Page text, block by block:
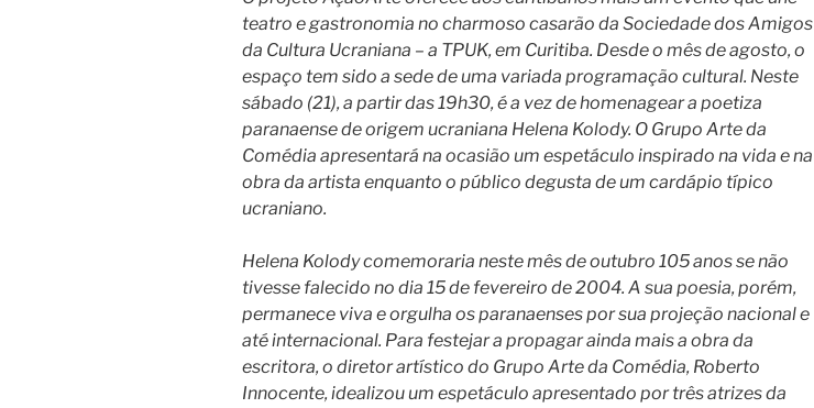
teatro e gastronomia no charmoso casarão da Sociedade dos Amigos
da Cultura Ucraniana – a TPUK, em Curitiba. Desde o mês de agosto, o
espaço tem sido a sede de uma variada programação cultural. Neste
sábado (21), a partir das 19h30, é a vez de homenagear a poetiza
paranaense de origem ucraniana Helena Kolody. O Grupo Arte da
Comédia apresentará na ocasião um espetáculo inspirado na vida e na
obra da artista enquanto o público degusta de um cardápio típico
ucraniano.
Helena Kolody comemoraria neste mês de outubro 105 anos se não
tivesse falecido no dia 15 de fevereiro de 2004. A sua poesia, porém,
permanece viva e orgulha os paranaenses por sua projeção nacional e
até internacional. Para festejar a propagar ainda mais a obra da
escritora, o diretor artístico do Grupo Arte da Comédia, Roberto
Innocente, idealizou um espetáculo apresentado por três atrizes da